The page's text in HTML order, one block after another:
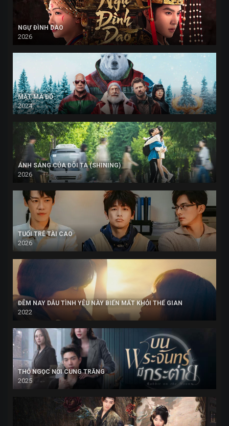
NGỰ ĐÌNH DAO
2026
MẬT MÃ ĐỎ
2024
ÁNH SÁNG CỦA ĐÔI TA (SHINING)
2026
TUỔI TRẺ TÀI CAO
2026
ĐÊM NAY DẪU TÌNH YÊU NÀY BIẾN MẤT KHỎI THẾ GIAN
2022
THỎ NGỌC NƠI CUNG TRĂNG
2025